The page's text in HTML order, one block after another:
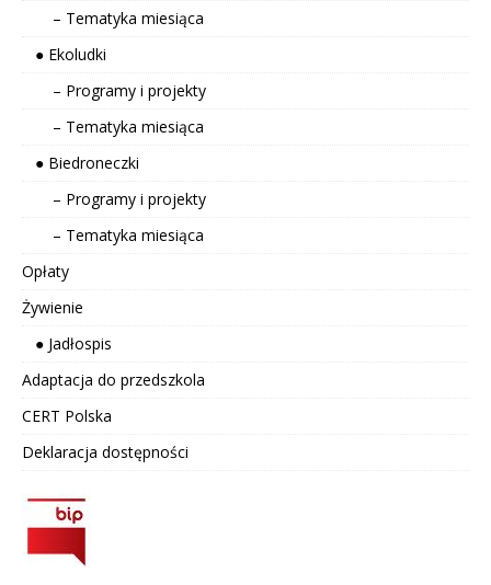
– Tematyka miesiąca
● Ekoludki
– Programy i projekty
– Tematyka miesiąca
● Biedroneczki
– Programy i projekty
– Tematyka miesiąca
Opłaty
Żywienie
● Jadłospis
Adaptacja do przedszkola
CERT Polska
Deklaracja dostępności